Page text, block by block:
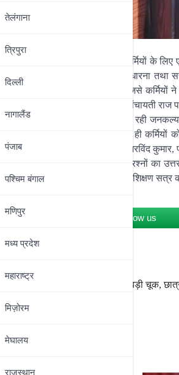
तेलंगाना
त्रिपुरा
दिल्‍ली
नागालैंड
पंजाब
पश्चिम बंगाल
मणिपुर
मध्‍य प्रदेश
महाराष्‍ट्र
मिज़ोरम
मेघालय
राजस्थान
पर पंचायत स्तर पर कार्यरत कर्मियों के
करना, योजनाओं की गुणवत्ता को सुधारना
का लाइव प्रसारण भी किया गया. जिसे
में मौजूद रहीं. उनके साथ प्रखंड पंचायती राज
केंद्र एवं राज्य सरकार द्वारा चलाई जा रही
के लिए जागरूक किया गया. साथ ही कर्मियों
दौरान प्रखंड कल्याण पदाधिकारी अरविंद
की जानकारी दी और कर्मियों के प्रश्नों का
कर्मी भी उपस्थित थे. सभी ने प्रशिक्षण सत्र को
Follow us
को दिया गया प्रशिक्षण
के शांति
राज्यपाल की सुरक्षा में बड़ी चूक,